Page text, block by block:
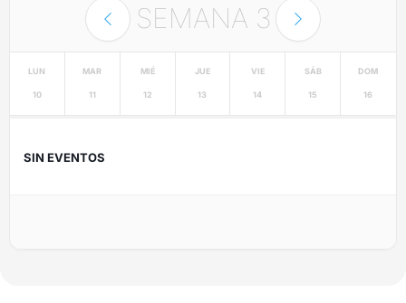
SEMANA 3
LUN
10
MAR
11
MIÉ
12
JUE
13
VIE
14
SÁB
15
DOM
16
SIN EVENTOS